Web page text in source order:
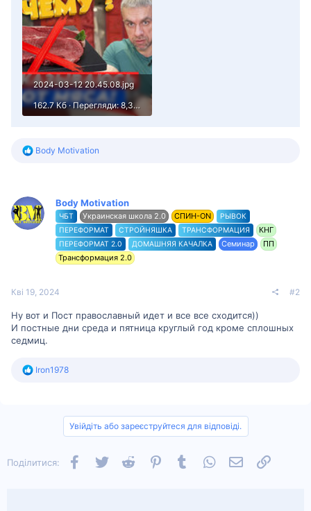
2024-03-12 20.45.08.jpg
162.7 Кб · Перегляди: 8,310
Р
і
ї
:
Body Motivation
Body Motivation
ЧБТ Украинская школа 2.0 СПИН-ON
РЫВОК
ПЕРЕФОРМАТ
СТРОЙНЯШКА ТРАНСФОРМАЦИЯ КНГ
ПЕРЕФОРМАТ 2.0 ДОМАШНЯЯ КАЧАЛКА Семинар
ПП
Трансформация 2.0
Кві 19, 2024 #2
Ну вот и Пост православный идет и все все сходится))
И постные дни среда и пятница круглый год кроме сплошных
седмиц.
Р
Iron1978
Увійдіть або зареєструйтеся для відповіді.
Поділитися: FacebookTwitter Reddit PinterestTumblr WhatsAppЕлектронна